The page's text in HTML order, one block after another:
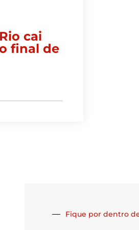
cai
final de
Fique por dentro